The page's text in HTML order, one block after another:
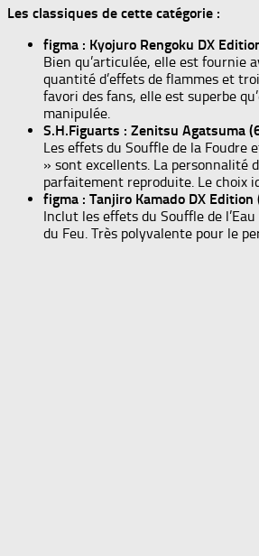
Les classiques de cette catégorie :
figma : Kyojuro Rengoku DX
Bien qu’articulée, elle est fournie
quantité d’effets de flammes et
favori des fans, elle est superbe
manipulée.
S.H.Figuarts : Zenitsu Agatsuma
Les effets du Souffle de la Foudre
» sont excellents. La personnalité
parfaitement reproduite. Le choix
figma : Tanjiro Kamado DX
Inclut les effets du Souffle de
du Feu. Très polyvalente pour le